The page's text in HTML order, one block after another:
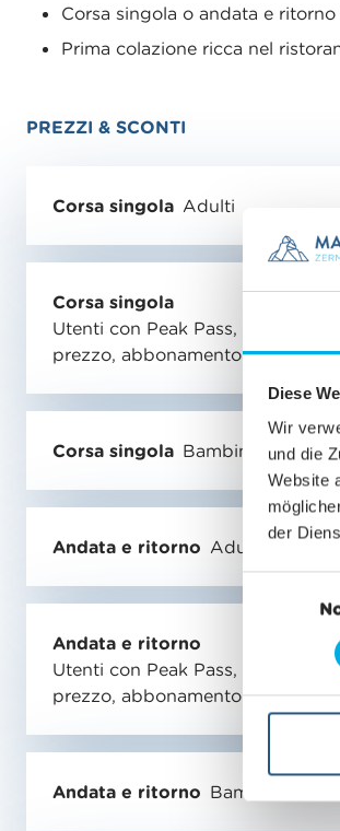
Diese
Wir
und die
Website
der
E
i
l
g
Corsa singola o andata e
Prima colazione ricca nel
PREZZI & SCONTI
Corsa singola Adulti
Corsa singola
Utenti con Peak Pass,
prezzo, abbonamento generale
Corsa singola Bambini 9 ai
Andata e ritorno Adulti
Andata e ritorno
Utenti con Peak Pass,
prezzo, abbonamento generale
Andata e ritorno Bambini 9 ai